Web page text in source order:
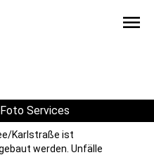
menu
Services
Karlstraße ist
werden. Unfälle